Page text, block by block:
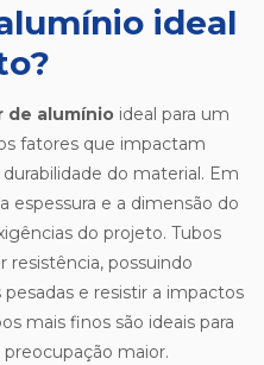
ideal
de alumínio ideal para um
fatores que impactam
do material. Em
espessura e a dimensão do
do projeto. Tubos
resistência, possuindo
e resistir a impactos
mais finos são ideais para
maior.